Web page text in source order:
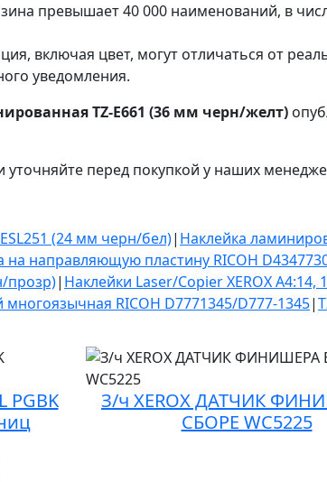
превышает 40 000 наименований, в
включая цвет, могут отличаться от
уведомления.
TZ-E661 (36 мм черн/желт)
уточняйте перед покупкой у наших
(24 мм черн/бел)| Наклейка
на направляющую пластину RICOH
прозр)| Наклейки Laser/Copier XEROX
RICOH D7771345/D777-1345|
PGBK
З/ч XEROX ДАТЧИК
СБОРЕ WC5225